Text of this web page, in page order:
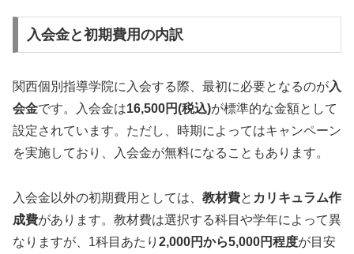
入会金と初期費用の内訳
関西個別指導学院に入会する際、最初に必要となるのが入
会金です。入会金は16,500円(税込)が標準的な金額として
設定されています。ただし、時期によってはキャンペーン
を実施しており、入会金が無料になることもあります。
入会金以外の初期費用としては、 教材費と カリキュラム作
成費があります。教材費は選択する科目や学年によって異
なりますが、1科目あたり 2,000円から5,000円程度が目安